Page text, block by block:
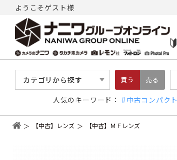
ようこそゲスト様
カテゴリから探す 買う 売る
人気のキーワード： 中古コンパク
【中古】レンズ 【中古】ＭＦレンズ